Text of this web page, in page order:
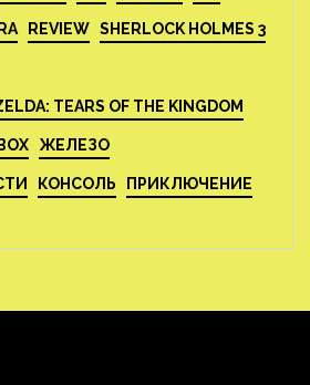
REVIEW SHERLOCK HOLMES 3
TEARS OF THE KINGDOM
ЖЕЛЕЗО
КОНСОЛЬ ПРИКЛЮЧЕНИЕ